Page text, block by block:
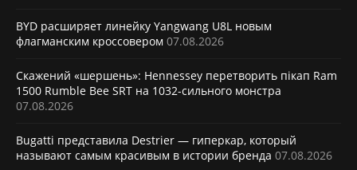
BYD расширяет линейку Yangwang U8L новым
флагманским кроссовером 07.08.2026
Скажений «шершень»: Hennessey перетворить пікап Ram
1500 Rumble Bee SRT на 1032-сильного монстра
07.08.2026
Bugatti представила Destrier — гиперкар, который
называют самым красивым в истории бренда 07.08.2026